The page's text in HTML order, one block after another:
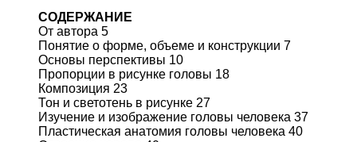
СОДЕРЖАНИЕ
От автора 5
Понятие о форме, объеме и конструкции 7
Основы перспективы 10
Пропорции в рисунке головы 18
Композиция 23
Тон и светотень в рисунке 27
Изучение и изображение головы человека 37
Пластическая анатомия головы человека 40